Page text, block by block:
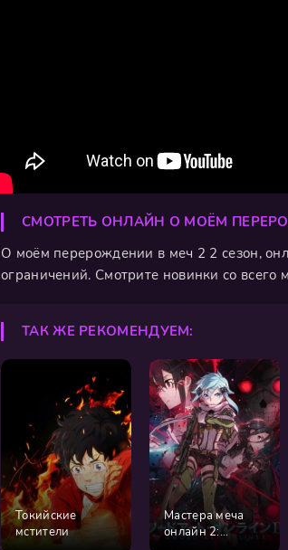
СМОТРЕТЬ ОНЛАЙН О МОЁМ
О моём перерождении в меч 2 2 сезон,
ограничений. Смотрите новинки со всего
ТАК ЖЕ РЕКОМЕНДУЕМ:
Токийские
мстители
Мастера меча
онлайн 2: